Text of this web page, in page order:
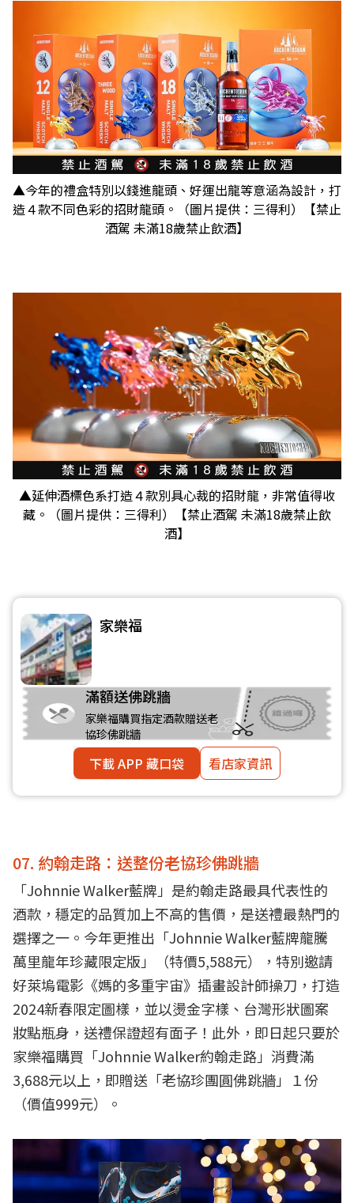
▲今年的禮盒特別以錢進龍頭、好運出龍等意涵為設計，打
造４款不同色彩的招財龍頭。（圖片提供：三得利）【禁止
酒駕 未滿18歲禁止飲酒】
▲延伸酒標色系打造４款別具心裁的招財龍，非常值得收
藏。（圖片提供：三得利）【禁止酒駕 未滿18歲禁止飲
酒】
家樂福
滿額送佛跳牆
家樂福購買指定酒款贈送老
協珍佛跳牆
下載 APP 藏口袋 看店家資訊
07. 約翰走路：送整份老協珍佛跳牆
「Johnnie Walker藍牌」是約翰走路最具代表性的
酒款，穩定的品質加上不高的售價，是送禮最熱門的
選擇之一。今年更推出「Johnnie Walker藍牌龍騰
萬里龍年珍藏限定版」（特價5,588元），特別邀請
好萊塢電影《媽的多重宇宙》插畫設計師操刀，打造
2024新春限定圖樣，並以燙金字樣、台灣形狀圖案
妝點瓶身，送禮保證超有面子！此外，即日起只要於
家樂福購買「Johnnie Walker約翰走路」消費滿
3,688元以上，即贈送「老協珍團圓佛跳牆」１份
（價值999元）。